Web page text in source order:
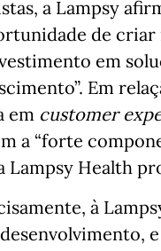
a Lampsy
de
em
Em
em customer
a “forte
Health
à